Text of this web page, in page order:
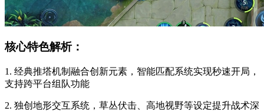
核心特色解析：
1. 经典推塔机制融合创新元素，智能匹配系统实现秒速开局，
支持跨平台组队功能
2. 独创地形交互系统，草丛伏击、高地视野等设定提升战术深